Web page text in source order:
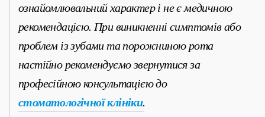
ознайомлювальний характер і не є медичною
рекомендацією. При виникненні симптомів або
проблем із зубами та порожниною рота
настійно рекомендуємо звернутися за
професійною консультацією до
стоматологічної клініки.